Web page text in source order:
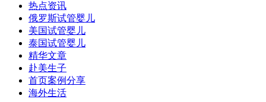
热点资讯
俄罗斯试管婴儿
美国试管婴儿
泰国试管婴儿
精华文章
赴美生子
首页案例分享
海外生活